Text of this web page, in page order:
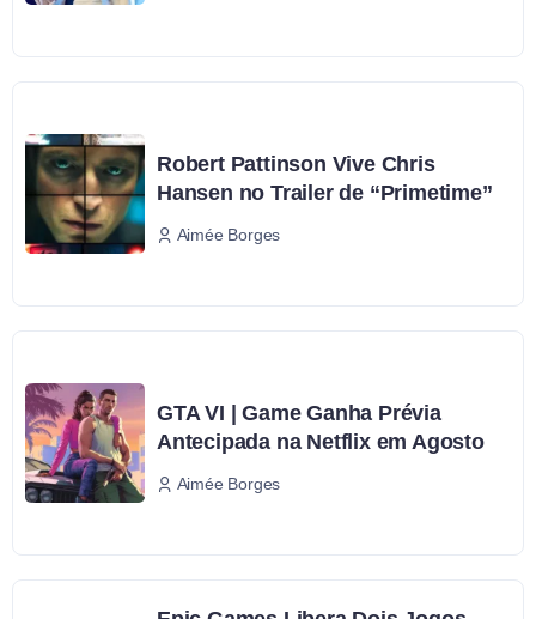
Robert Pattinson Vive Chris
Hansen no Trailer de “Primetime”
Aimée Borges
GTA VI | Game Ganha Prévia
Antecipada na Netflix em Agosto
Aimée Borges